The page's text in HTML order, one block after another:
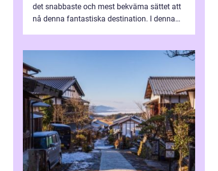
det snabbaste och mest bekväma sättet att
nå denna fantastiska destination. I denna